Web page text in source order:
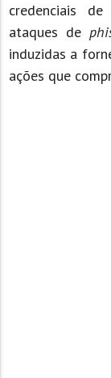
credenciais
ataques de
induzidas a
ações que